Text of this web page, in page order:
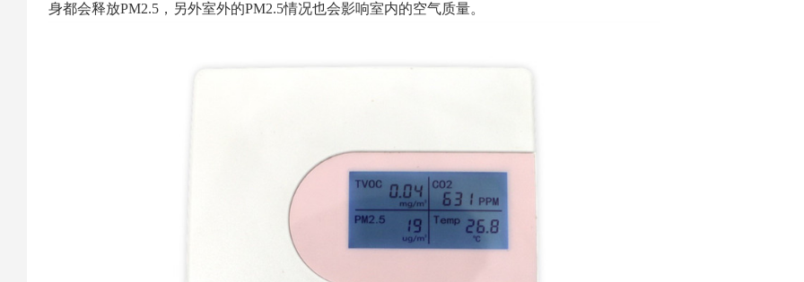
身都会释放PM2.5，另外室外的PM2.5情况也会影响室内的空气质量。